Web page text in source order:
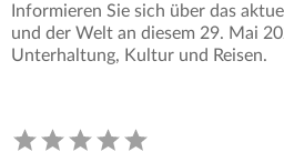
Informieren Sie sich über das
und der Welt an diesem 29. Mai
Unterhaltung, Kultur und Reisen.